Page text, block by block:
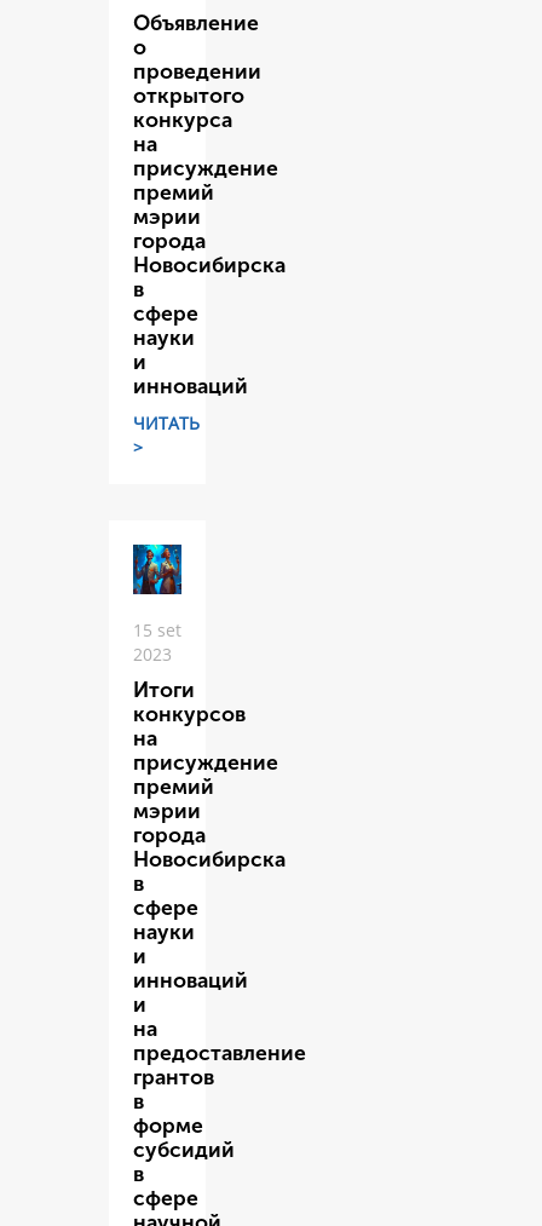
Объявление
о
проведении
открытого
конкурса
на
присуждение
премий
мэрии
города
Новосибирска
в
сфере
науки
и
инноваций
ЧИТАТЬ
>
15 set
2023
Итоги
конкурсов
на
присуждение
премий
мэрии
города
Новосибирска
в
сфере
науки
и
инноваций
и
на
предоставление
грантов
в
форме
субсидий
в
сфере